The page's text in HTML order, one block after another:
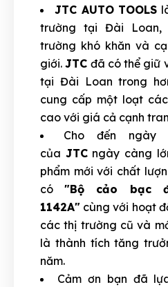
JTC AUTO TOOLS
trường tại Đài Loan,
trường khó khăn và
giới.JTC đã có thể giữ
tại Đài Loan trong
cung cấp một loạt
cao với giá cả cạnh
Cho đến ngày
của JTCngày càng
phẩm mới với chất
có"Bộ cảo bạc
1142A" cùng với hoạt
các thị trường cũ và
là thành tích tăng
năm.
Cảm ơn bạn đã